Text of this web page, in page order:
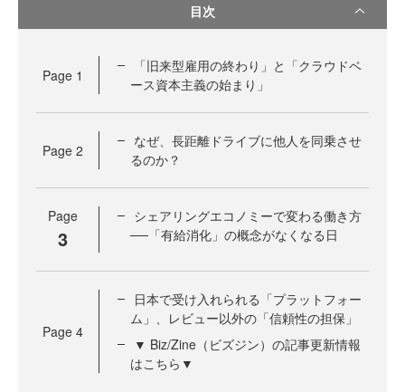
目次
Page 1
「旧来型雇用の終わり」と「クラウドベ
ース資本主義の始まり」
Page 2
なぜ、長距離ドライブに他人を同乗させ
るのか？
Page
3
シェアリングエコノミーで変わる働き方
──「有給消化」の概念がなくなる日
Page 4
日本で受け入れられる「プラットフォー
ム」、レビュー以外の「信頼性の担保」
▼ Biz/Zine（ビズジン）の記事更新情報
はこちら▼